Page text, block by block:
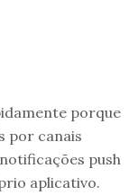
porque
por canais
push
aplicativo.